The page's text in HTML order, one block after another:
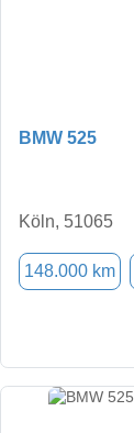
BMW 525
Köln, 51065
148.000 km